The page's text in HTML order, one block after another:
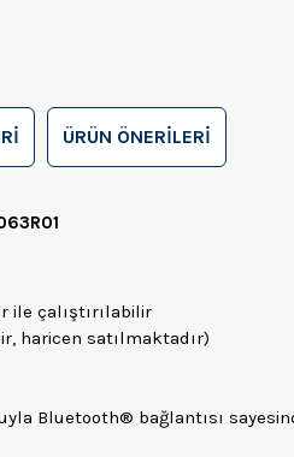
ÜRÜN ÖNERILERI
ile çalıştırılabilir
haricen satılmaktadır)
Bluetooth® bağlantısı